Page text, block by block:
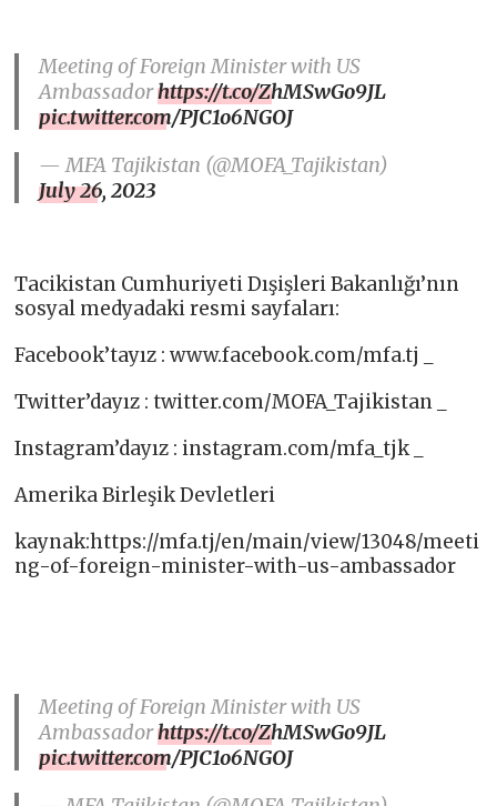
Meeting of Foreign Minister with US
Ambassadorhttps://t.co/ZhMSwGo9JL
pic.twitter.com/PJC1o6NGOJ
— MFA Tajikistan (@MOFA_Tajikistan)
July 26, 2023
Tacikistan Cumhuriyeti Dışişleri Bakanlığı’nın
sosyal medyadaki resmi sayfaları:
Facebook’tayız : www.facebook.com/mfa.tj _
Twitter’dayız : twitter.com/MOFA_Tajikistan _
Instagram’dayız : instagram.com/mfa_tjk _
Amerika Birleşik Devletleri
kaynak:https://mfa.tj/en/main/view/13048/meeti
ng-of-foreign-minister-with-us-ambassador
Meeting of Foreign Minister with US
Ambassadorhttps://t.co/ZhMSwGo9JL
pic.twitter.com/PJC1o6NGOJ